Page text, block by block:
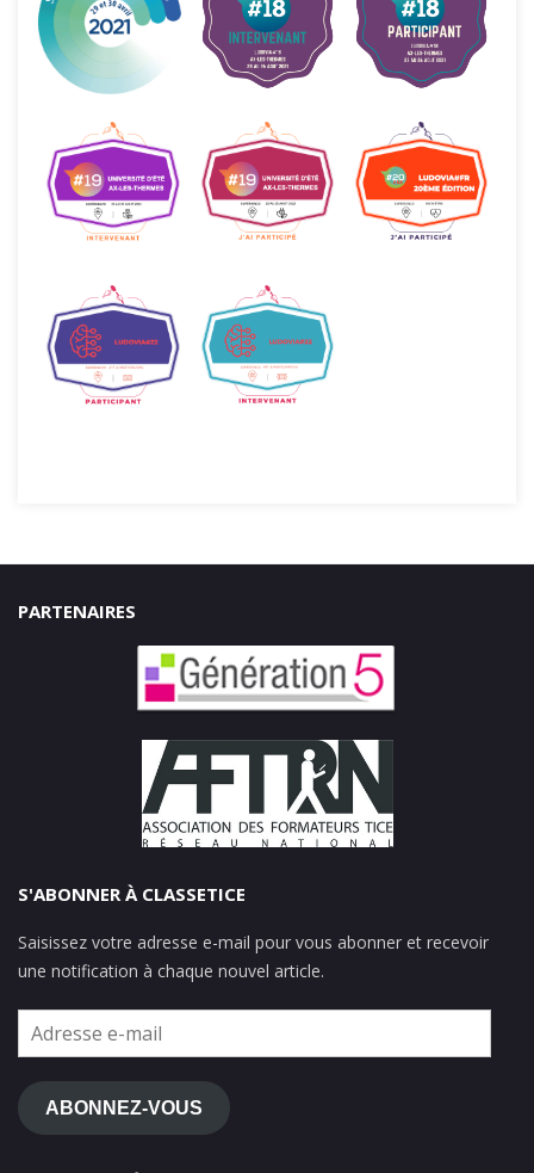
PARTENAIRES
S'ABONNER À CLASSETICE
Saisissez votre adresse e-mail pour vous abonner et recevoir
une notification à chaque nouvel article.
Adresse
e-
mail
ABONNEZ-VOUS